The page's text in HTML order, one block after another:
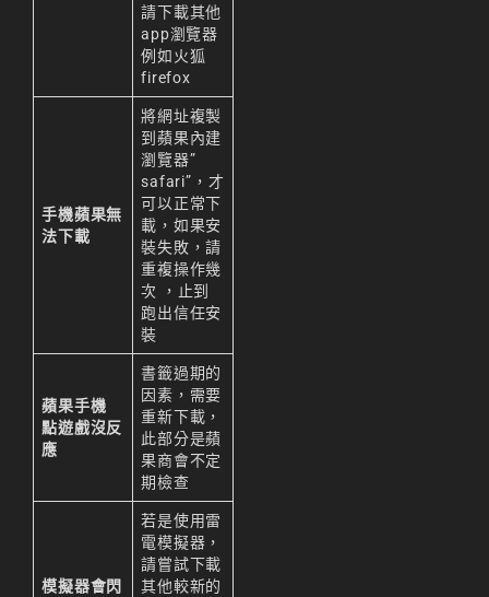
請下載其他
app瀏覽器
例如火狐
firefox
手機蘋果無
法下載
將網址複製
到蘋果內建
瀏覽器”
safari”，才
可以正常下
載，如果安
裝失敗，請
重複操作幾
次 ，止到
跑出信任安
裝
蘋果手機
點遊戲沒反
應
書籤過期的
因素，需要
重新下載，
此部分是蘋
果商會不定
期檢查
模擬器會閃
若是使用雷
電模擬器，
請嘗試下載
其他較新的